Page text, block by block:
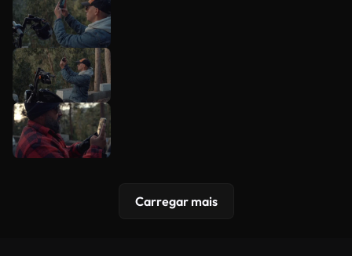
Carregar mais